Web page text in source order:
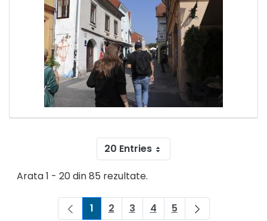
20 Entries
Arata 1 - 20 din 85 rezultate.
Pagina
1 Pagina
2 Pagina
3 Pagina
4 Pagina
5